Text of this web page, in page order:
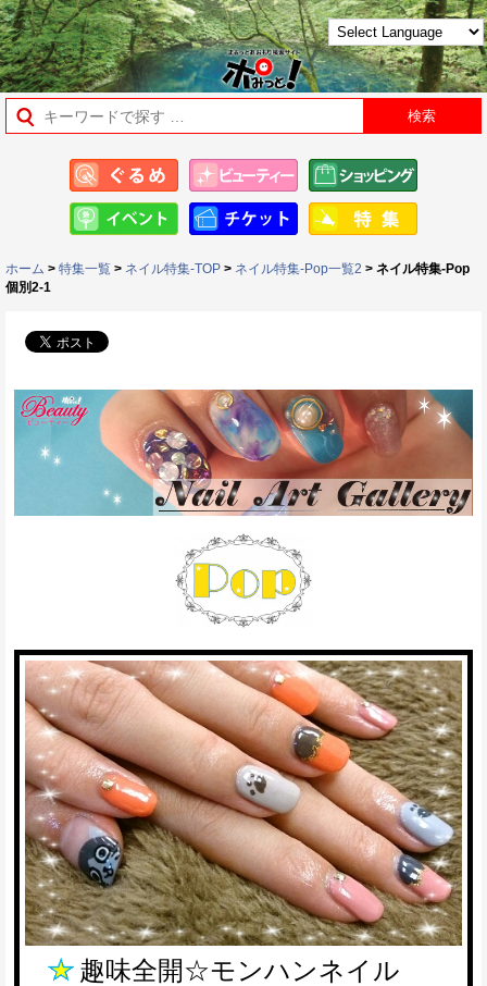
ホーム > 特集一覧 > ネイル特集-TOP > ネイル特集-Pop一覧2 > ネイル特集-Pop
個別2-1
趣味全開☆モンハンネイル